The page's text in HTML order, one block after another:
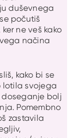
duševnega
počutiš
ne veš kako
načina
kako bi se
lotila svojega
doseganje bolj
Pomembno
zastavila